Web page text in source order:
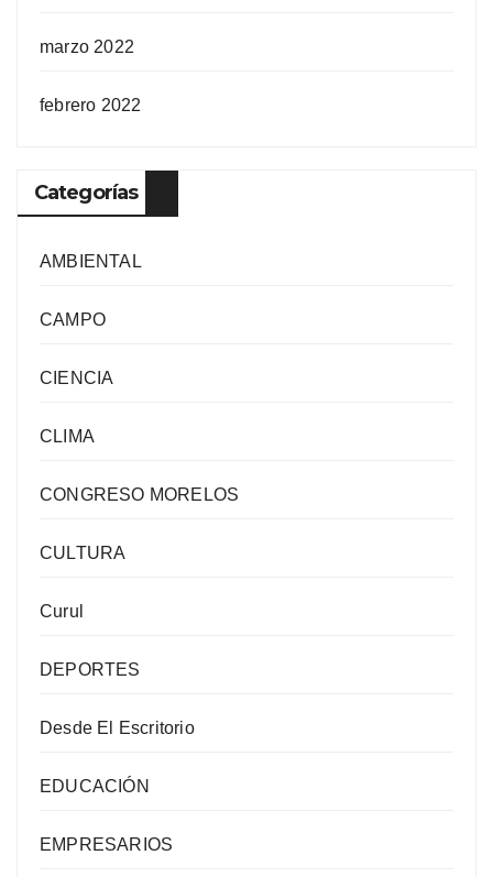
marzo 2022
febrero 2022
Categorías
AMBIENTAL
CAMPO
CIENCIA
CLIMA
CONGRESO MORELOS
CULTURA
Curul
DEPORTES
Desde El Escritorio
EDUCACIÓN
EMPRESARIOS